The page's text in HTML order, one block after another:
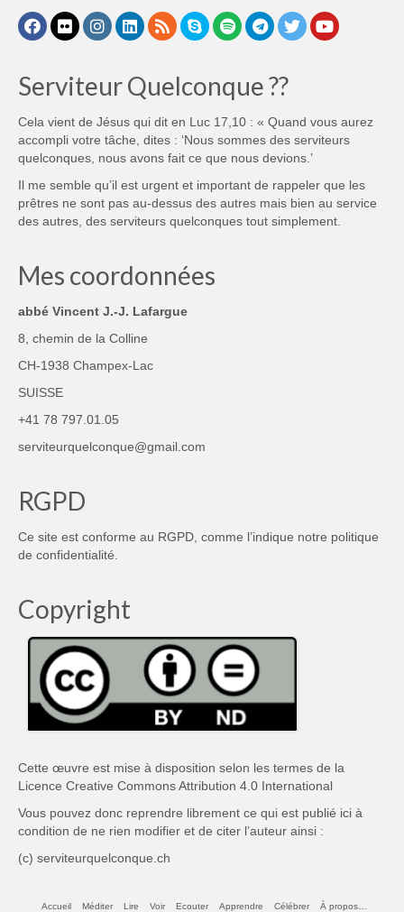
Serviteur Quelconque ??
Cela vient de Jésus qui dit en Luc 17,10 : « Quand vous aurez
accompli votre tâche, dites : ‘Nous sommes des serviteurs
quelconques, nous avons fait ce que nous devions.’
Il me semble qu’il est urgent et important de rappeler que les
prêtres ne sont pas au-dessus des autres mais bien au service
des autres, des serviteurs quelconques tout simplement.
Mes coordonnées
abbé Vincent J.-J. Lafargue
8, chemin de la Colline
CH-1938 Champex-Lac
SUISSE
+41 78 797.01.05
serviteurquelconque@gmail.com
RGPD
Ce site est conforme au RGPD, comme l’indique notre politique
de confidentialité
Copyright
Cette œuvre est mise à disposition selon les termes de la
Licence Creative Commons Attribution 4.0 International
Vous pouvez donc reprendre librement ce qui est publié ici à
condition de ne rien modifier et de citer l’auteur ainsi :
(c) serviteurquelconque.ch
Accueil Méditer Lire Voir Ecouter Apprendre Célébrer À propos…